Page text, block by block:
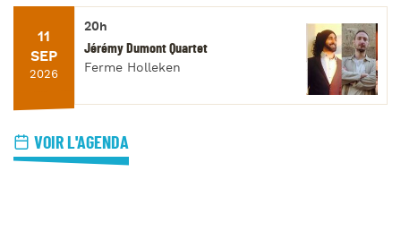
11
SEP
2026
20h
Jérémy Dumont Quartet
Ferme Holleken
VOIR L'AGENDA